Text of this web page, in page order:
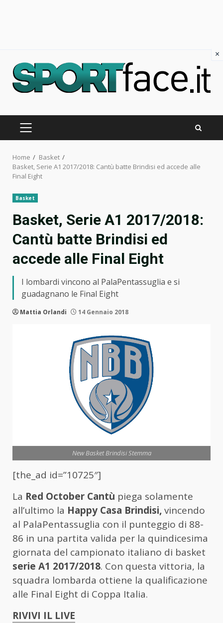
content
PRIMARY
Home
Basket
Basket, Serie A1 2017/2018: Cantù batte Brindisi ed accede alle
Final Eight
Basket
Basket, Serie A1 2017/2018:
Cantù batte Brindisi ed
accede alle Final Eight
I lombardi vincono al PalaPentassuglia e si
guadagnano le Final Eight
Mattia Orlandi 14 Gennaio 2018
New Basket Brindisi Stemma
[the_ad id=”10725″]
La Red October Cantù piega solamente
all’ultimo la Happy Casa Brindisi,vincendo
al PalaPentassuglia con il punteggio di 88-
86 in una partita valida per la quindicesima
giornata del campionato italiano di basket
serie A1 2017/2018. Con questa vittoria, la
squadra lombarda ottiene la qualificazione
alle Final Eight di Coppa Italia.
RIVIVI IL LIVE
×